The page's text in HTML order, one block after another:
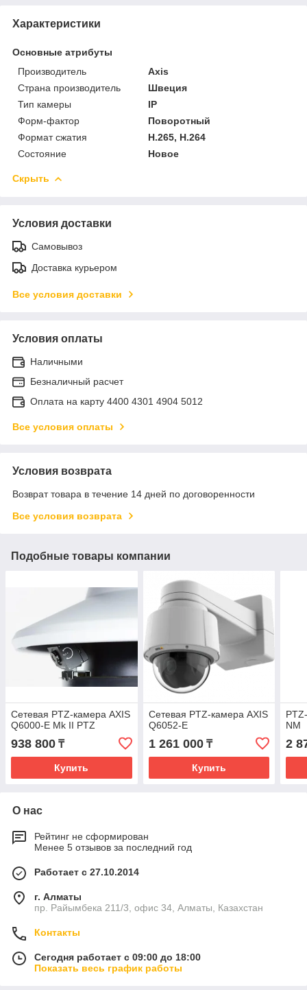
Характеристики
Основные атрибуты
Производитель
Axis
Страна производитель
Швеция
Тип камеры
IP
Форм-фактор
Поворотный
Формат сжатия
H.265, H.264
Состояние
Новое
Скрыть
Условия доставки
Самовывоз
Доставка курьером
Все условия доставки
Условия оплаты
Наличными
Безналичный расчет
Оплата на карту 4400 4301 4904 5012
Все условия оплаты
Условия возврата
Возврат товара в течение 14 дней по договоренности
Все условия возврата
Подобные товары компании
Сетевая PTZ-камера AXIS
Q6000-E Mk II PTZ
938 800 ₸
Купить
Сетевая PTZ-камера AXIS
Q6052-E
1 261 000₸
Купить
NM
2
О нас
Рейтинг не сформирован
Менее 5 отзывов за последний год
Работает с 27.10.2014
г. Алматы
пр. Райымбека 211/3, офис 34, Алматы, Казахстан
Контакты
Сегодня работает с 09:00 до 18:00
Показать весь график работы